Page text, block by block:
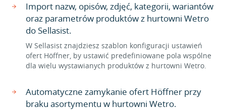
Import nazw, opisów, zdjęć, kategorii, wariantów
oraz parametrów produktów z hurtowni Wetro
do Sellasist.
W Sellasist znajdziesz szablon konfiguracji ustawień
ofert Höffner, by ustawić predefiniowane pola wspólne
dla wielu wystawianych produktów z hurtowni Wetro.
Automatyczne zamykanie ofert Höffner przy
braku asortymentu w hurtowni Wetro.